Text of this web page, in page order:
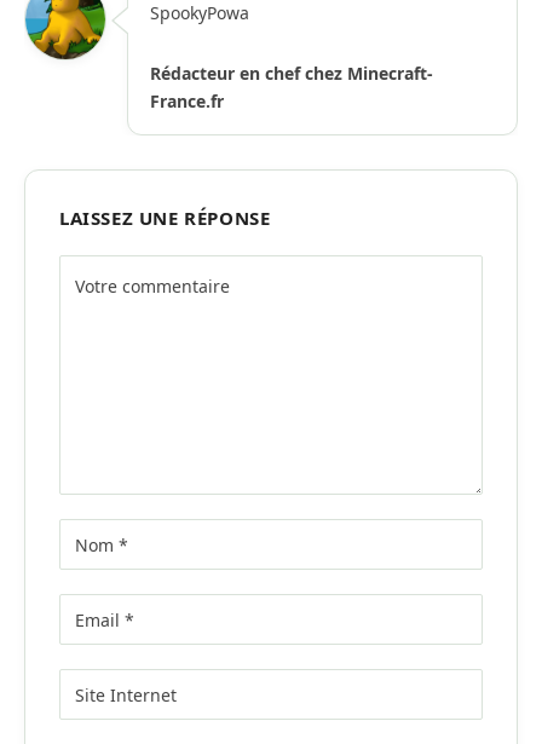
SpookyPowa
Rédacteur en chef chez Minecraft-
France.fr
LAISSEZ UNE RÉPONSE